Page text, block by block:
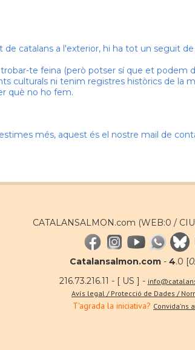
catalans a l'exterior, hi ha tot un seguit
te feina (però potser sí que et podem
culturals ni tenim registres històrics de la
què no ho fem.
més, aquest és el nostre mail de
CATALANSALMON.com (WEB:0 /
Catalansalmon.com - 4.0 [
216.73.216.11 - [ US ] -
Avís legal / Protecció de Dades /
T'agrada la iniciativa? Convida'ns